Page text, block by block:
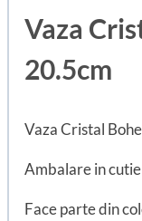
Vaza
20.5cm
Vaza Cristal
Ambalare in
Face parte din